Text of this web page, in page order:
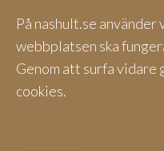
På nashult.se
webbplatsen ska
Genom att surfa vidare
cookies.